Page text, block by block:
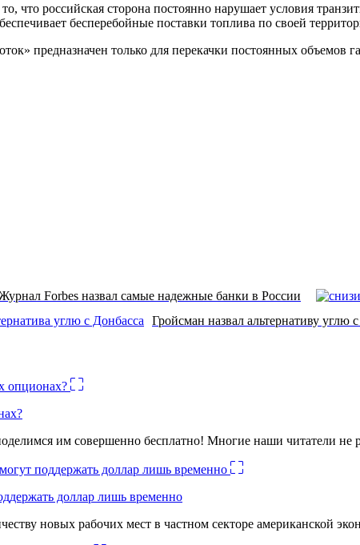
что российская сторона постоянно нарушает условия
бесперебойные поставки топлива по своей
предназначен только для перекачки постоянных объемов
Forbes назвал самые надежные банки в России‍
Гройсман назвал альтернативу углю
им совершенно бесплатно! Многие наши читатели не
доллар лишь временно
новых рабочих мест в частном секторе американской